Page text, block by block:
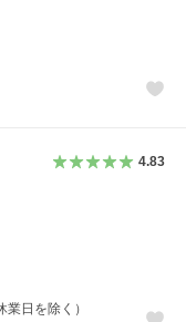
4.83
日を除く）